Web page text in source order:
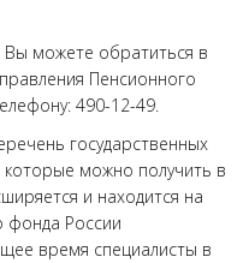
можете обратиться в
Пенсионного
490-12-49.
государственных
которые можно получить в
и находится на
фонда России
время специалисты в